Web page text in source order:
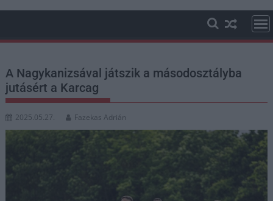
A Nagykanizsával játszik a másodosztályba
jutásért a Karcag
2025.05.27. Fazekas Adrián